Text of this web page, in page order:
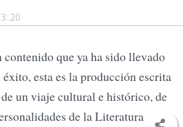
contenido que ya ha sido llevado
éxito, esta es la producción escrita
un viaje cultural e histórico, de
de la Literatura